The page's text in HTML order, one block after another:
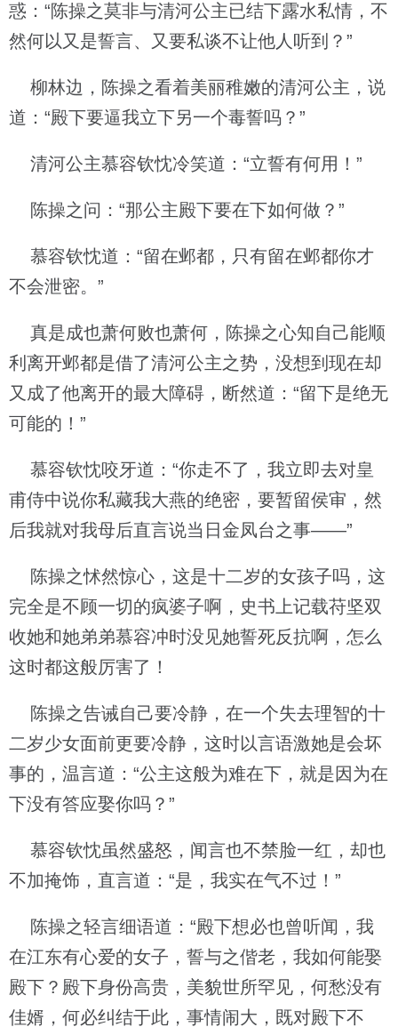
惑：“陈操之莫非与清河公主已结下露水私情，不
然何以又是誓言、又要私谈不让他人听到？”
柳林边，陈操之看着美丽稚嫩的清河公主，说
道：“殿下要逼我立下另一个毒誓吗？”
清河公主慕容钦忱冷笑道：“立誓有何用！”
陈操之问：“那公主殿下要在下如何做？”
慕容钦忱道：“留在邺都，只有留在邺都你才
不会泄密。”
真是成也萧何败也萧何，陈操之心知自己能顺
利离开邺都是借了清河公主之势，没想到现在却
又成了他离开的最大障碍，断然道：“留下是绝无
可能的！”
慕容钦忱咬牙道：“你走不了，我立即去对皇
甫侍中说你私藏我大燕的绝密，要暂留侯审，然
后我就对我母后直言说当日金凤台之事——”
陈操之怵然惊心，这是十二岁的女孩子吗，这
完全是不顾一切的疯婆子啊，史书上记载苻坚双
收她和她弟弟慕容冲时没见她誓死反抗啊，怎么
这时都这般厉害了！
陈操之告诫自己要冷静，在一个失去理智的十
二岁少女面前更要冷静，这时以言语激她是会坏
事的，温言道：“公主这般为难在下，就是因为在
下没有答应娶你吗？”
慕容钦忱虽然盛怒，闻言也不禁脸一红，却也
不加掩饰，直言道：“是，我实在气不过！”
陈操之轻言细语道：“殿下想必也曾听闻，我
在江东有心爱的女子，誓与之偕老，我如何能娶
殿下？殿下身份高贵，美貌世所罕见，何愁没有
佳婿，何必纠结于此，事情闹大，既对殿下不